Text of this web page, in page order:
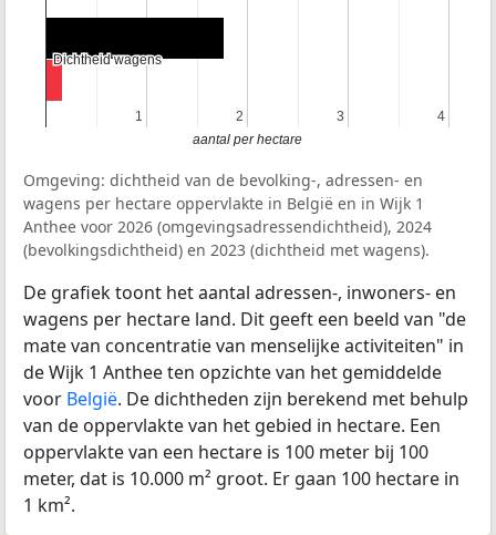
1
1 2
2 3
3 4
4
Dichtheid wagens
Dichtheid wagens
aantal per hectare
Omgeving: dichtheid van de bevolking-, adressen- en
wagens per hectare oppervlakte in België en in Wijk 1
Anthee voor 2026 (omgevingsadressendichtheid), 2024
(bevolkingsdichtheid) en 2023 (dichtheid met wagens).
De grafiek toont het aantal adressen-, inwoners- en
wagens per hectare land. Dit geeft een beeld van "de
mate van concentratie van menselijke activiteiten" in
de Wijk 1 Anthee ten opzichte van het gemiddelde
voor België. De dichtheden zijn berekend met behulp
van de oppervlakte van het gebied in hectare. Een
oppervlakte van een hectare is 100 meter bij 100
meter, dat is 10.000 m² groot. Er gaan 100 hectare in
1 km².